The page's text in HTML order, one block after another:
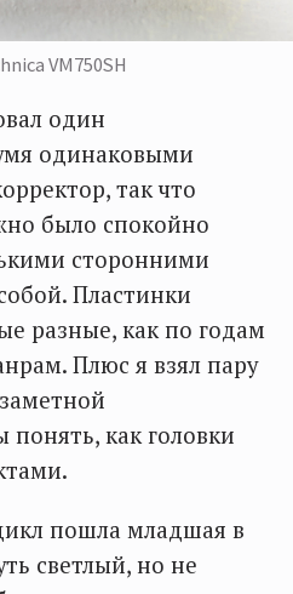
VM750SH
один
одинаковыми
так что
было спокойно
сторонними
Пластинки
разные, как по годам
Плюс я взял пару
понять, как головки
пошла младшая в
светлый, но не